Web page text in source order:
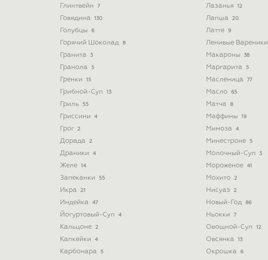
Глинтвейн 7
Говядина 130
Голубцы 6
Горячий Шоколад 8
Гранита 3
Гранола 5
Гренки 15
Грибной-Суп 13
Гриль 55
Гриссини 4
Грог 2
Дорада 2
Драники 4
Желе 14
Запеканки 55
Икра 21
Индейка 47
Йогуртовый-Суп 4
Кальцоне 2
Капкейки 4
Карбонара 5
Лазанья 12
Лапша 20
Латте 9
Ленивые Вареники
Макароны 38
Маргарита 5
Масленица 77
Масло 65
Матча 8
Маффины 19
Мимоза 4
Минестроне 5
Молочный-Суп 3
Мороженое 41
Мохито 2
Нисуаз 2
Новый-Год 86
Ньокки 7
Овощной-Суп 12
Овсянка 13
Окрошка 6